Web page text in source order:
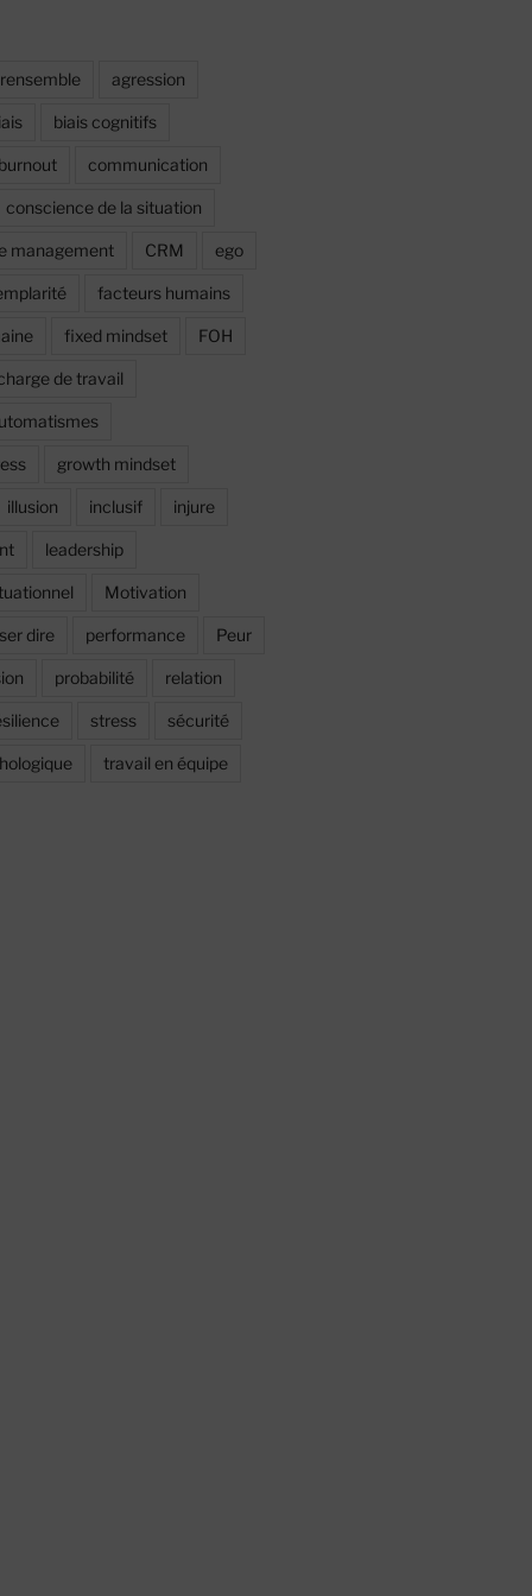
agression
biais cognitifs
burnout communication
conscience de la situation
management CRM ego
facteurs humains
fixed mindset FOH
de travail
growth mindset
illusion inclusif injure
leadership
Motivation
dire performance Peur
probabilité relation
stress sécurité
travail en équipe